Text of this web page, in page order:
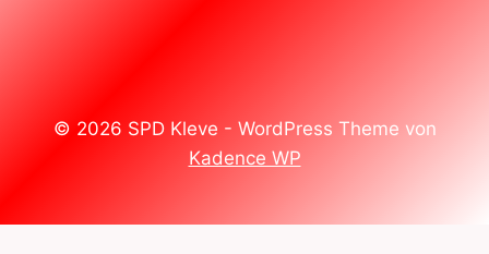
© 2026 SPD Kleve - WordPress Theme von
Kadence WP